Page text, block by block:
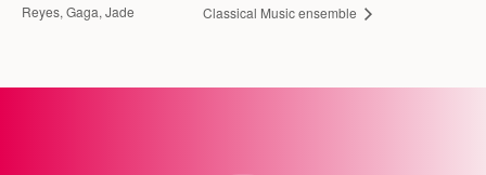
Reyes, Gaga, Jade
Classical Music ensemble